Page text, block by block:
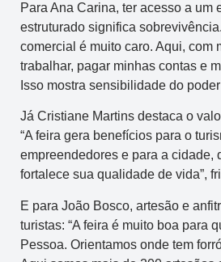
Para Ana Carina, ter acesso a um
estruturado significa
comercial é muito caro. Aqui, com
trabalhar, pagar minhas contas e
Isso mostra sensibilidade do
Já Cristiane Martins destaca o
“A feira gera benefícios para o
empreendedores e para a cidade,
fortalece sua qualidade de vida”,
E para João Bosco, artesão e
turistas: “A feira é muito boa para
Pessoa. Orientamos onde tem